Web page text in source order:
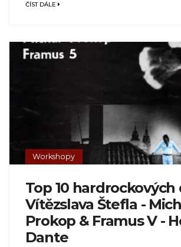
ČÍST DÁLE
Workshopy
Top 10 hardrockových
Vítězslava Štefla -
Prokop & Framus V -
Dante